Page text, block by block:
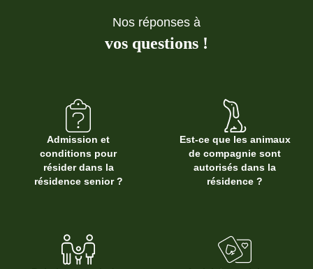
Nos réponses à
vos questions !
Admission et
conditions pour
résider dans la
résidence senior ?
Est-ce que les animaux
de compagnie sont
autorisés dans la
résidence ?